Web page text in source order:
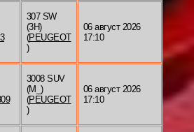
307 SW
(3H)
(PEUGEOT
)
06 август 2026
17:10
3008 SUV
(M_)
(PEUGEOT
)
06 август 2026
17:10